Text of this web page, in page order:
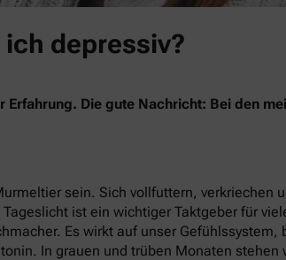
depressiv?
Die gute Nachricht: Bei den
sein. Sich vollfuttern, verkriechen
ist ein wichtiger Taktgeber für
Es wirkt auf unser
In grauen und trüben Monaten